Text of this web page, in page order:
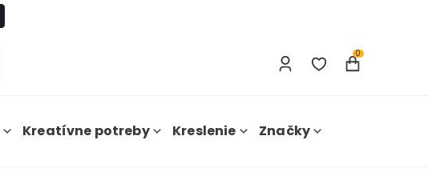
0
Kreatívne potreby Kreslenie Značky